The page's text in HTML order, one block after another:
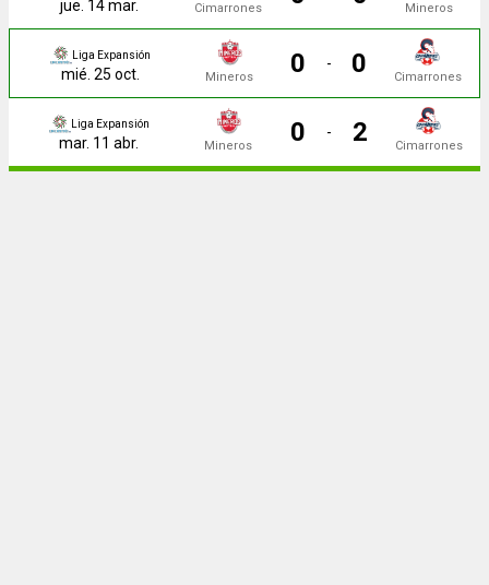
jue. 14 mar. Cimarrones Mineros
Liga Expansión
mié. 25 oct. Mineros 0 - 0 Cimarrones
Liga Expansión
mar. 11 abr. Mineros 0 - 2 Cimarrones